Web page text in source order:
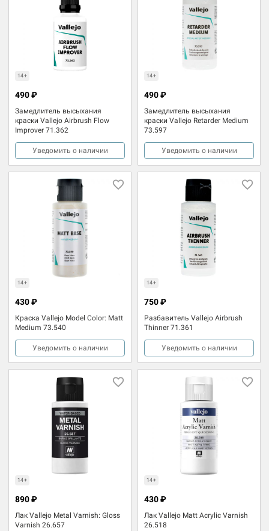
14+
Замедлитель высыхания
краски Vallejo Airbrush Flow
Improver 71.362
490 ₽
Уведомить о наличии
14+
Замедлитель высыхания
краски Vallejo Retarder Medium
73.597
490 ₽
Уведомить о наличии
14+
Краска Vallejo Model Color: Matt
Medium 73.540
430 ₽
Уведомить о наличии
14+
Разбавитель Vallejo Airbrush
Thinner 71.361
750 ₽
Уведомить о наличии
14+
Лак Vallejo Metal Varnish: Gloss
Varnish 26.657
890 ₽
14+
Лак Vallejo Matt Acrylic Varnish
26.518
430 ₽